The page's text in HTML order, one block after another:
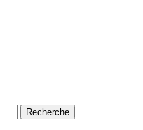
Recherche